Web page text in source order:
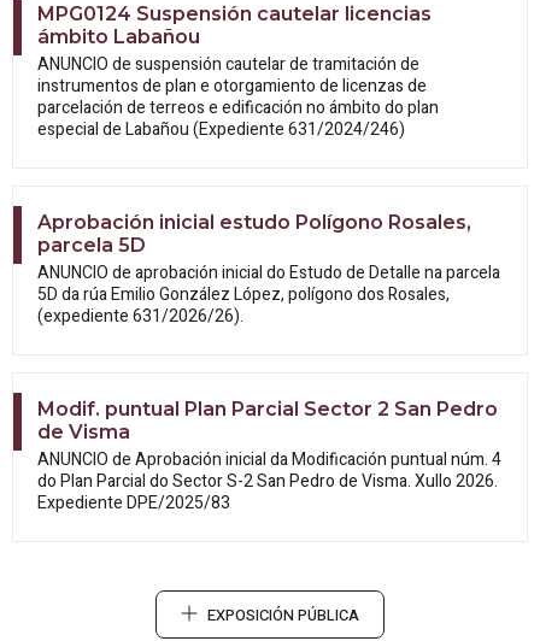
MPG0124 Suspensión cautelar licencias
ámbito Labañou
ANUNCIO de suspensión cautelar de tramitación de
instrumentos de plan e otorgamiento de licenzas de
parcelación de terreos e edificación no ámbito do plan
especial de Labañou (Expediente 631/2024/246)
Aprobación inicial estudo Polígono Rosales,
parcela 5D
ANUNCIO de aprobación inicial do Estudode Detalle na parcela
5D da rúa Emilio González López, polígono dos Rosales,
(expediente 631/2026/26).
Modif. puntual Plan Parcial Sector 2 San Pedro
de Visma
ANUNCIO de Aprobación inicial daModificación puntual núm. 4
do Plan Parcial do Sector S-2 San Pedro de Visma. Xullo 2026.
Expediente DPE/2025/83
EXPOSICIÓN PÚBLICA